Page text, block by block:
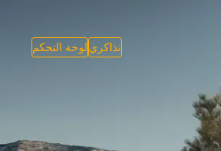
تذاكري لوحة التحكم